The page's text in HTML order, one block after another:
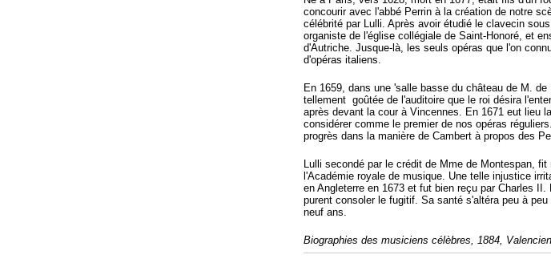
concourir avec l'abbé Perrin à la création de notre
célébrité par Lulli. Après avoir étudié le clavecin
organiste de l'église collégiale de Saint-Honoré, et
d'Autriche. Jusque-là, les seuls opéras que l'on
d'opéras italiens.
En 1659, dans une 'salle basse du château de M.
tellement goûtée de l'auditoire que le roi désira
après devant la cour à Vincennes. En 1671 eut lieu
considérer comme le premier de nos opéras
progrès dans la manière de Cambert à propos des
Lulli secondé par le crédit de Mme de Montespan,
l'Académie royale de musique. Une telle injustice
en Angleterre en 1673 et fut bien reçu par Charles
purent consoler le fugitif. Sa santé s'altéra peu à
neuf ans.
Biographies des musiciens célèbres, 1884,